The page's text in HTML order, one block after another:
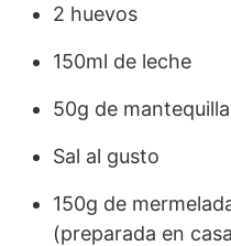
2 huevos
150ml de leche
50g de
Sal al gusto
150g de
(preparada en